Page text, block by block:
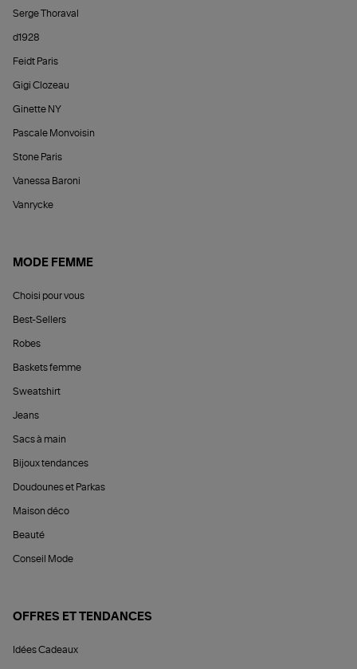
Serge Thoraval
d1928
Feidt Paris
Gigi Clozeau
Ginette NY
Pascale Monvoisin
Stone Paris
Vanessa Baroni
Vanrycke
MODE FEMME
Choisi pour vous
Best-Sellers
Robes
Baskets femme
Sweatshirt
Jeans
Sacs à main
Bijoux tendances
Doudounes et Parkas
Maison déco
Beauté
Conseil Mode
OFFRES ET TENDANCES
Idées Cadeaux